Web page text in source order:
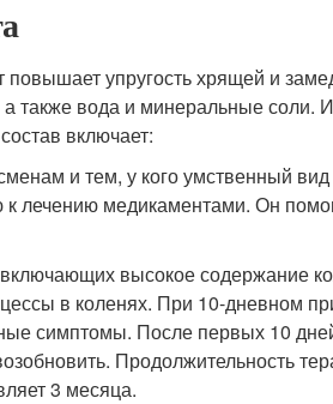
упругость хрящей и
также вода и минеральные соли.
включает:
и тем, у кого умственный вид
лечению медикаментами. Он
высокое содержание
в коленях. При 10-дневном
симптомы. После первых 10
Продолжительность
3 месяца.